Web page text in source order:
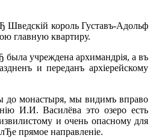
Шведскiй король Густавъ-Адольф
главную квартиру.
была учреждена архимандрiя, а въ
и переданъ архiерейскому
до монастыря, мы видимъ вправо
И.И. Василёва это озеро есть
и очень опасному для
прямое направленiе.